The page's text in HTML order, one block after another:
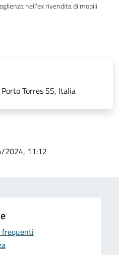
nell'ex rivendita di mobili
Torres SS, Italia
2024, 11:12
frequenti